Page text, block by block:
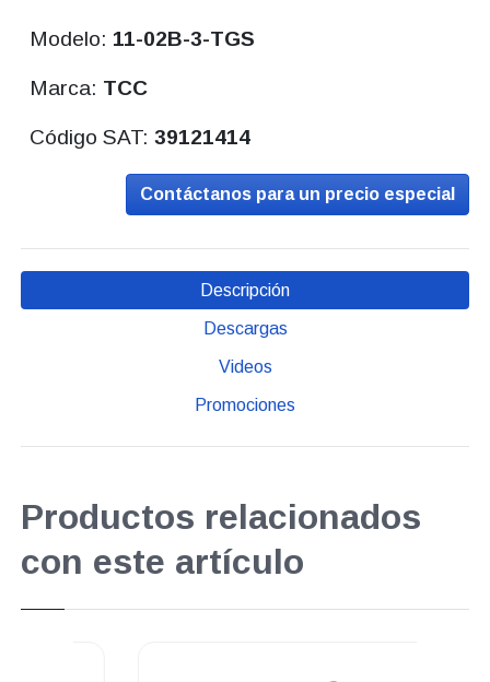
Modelo: 11-02B-3-TGS
Marca: TCC
Código SAT:39121414
Contáctanos para un precio especial
Descripción
Descargas
Videos
Promociones
Productos relacionados
con este artículo